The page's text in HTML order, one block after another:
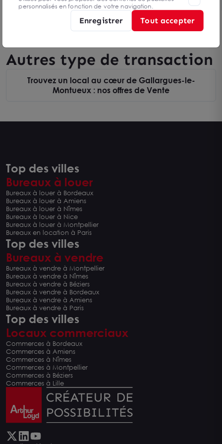
Autres type de transaction
Trouvez un local au cœur de Gallargues-le-
Montueux : nos offres de Vente
Top des villes
Bureaux à louer
Bureaux à louer à Bordeaux
Bureaux à louer à Amiens
Bureaux à louer à Nîmes
Bureaux à louer à Nice
Bureaux à louer à Montpellier
Bureaux en location à Paris
Top des villes
Bureaux à vendre
Bureaux à vendre à Montpellier
Bureaux à vendre à Nîmes
Bureaux à vendre à Béziers
Bureaux à vendre à Bordeaux
Bureaux à vendre à Amiens
Bureaux à vendre à Paris
Top des villes
Locaux commerciaux
Commerces à Bordeaux
Commerces à Amiens
Commerces à Nîmes
Commerces à Montpellier
Commerces à Béziers
Commerces à Lille
personnalisés en fonction de votre navigation.
Enregistrer Tout accepter